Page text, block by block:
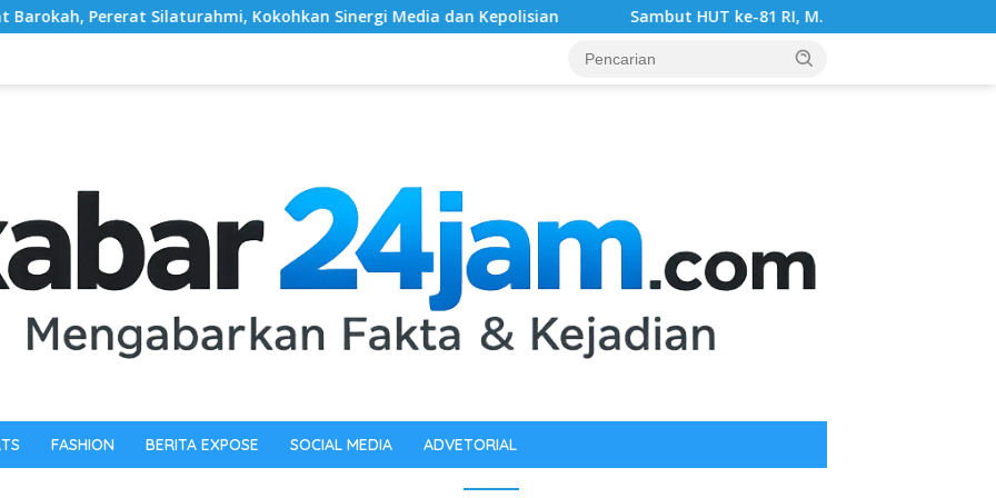
Kokohkan Sinergi Media dan Kepolisian ‎Sambut HUT ke-81 RI, M. Arif Tanjung Akan Gelar Baksos dan Konvoi
FASHION BERITA EXPOSE SOCIAL MEDIA ADVETORIAL